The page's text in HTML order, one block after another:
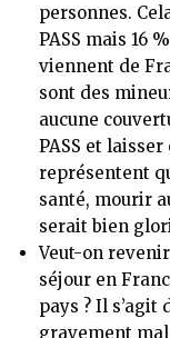
personnes.
PASS mais 16
viennent de
sont des
aucune
PASS et
représentent
santé, mourir
serait bien
Veut-on
séjour en
pays ? Il
gravement